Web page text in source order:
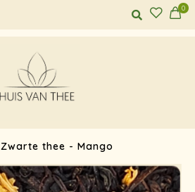
0
Zwarte thee - Mango